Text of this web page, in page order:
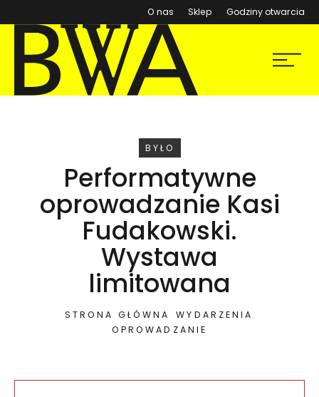
O nas Sklep (otwiera się w nowym
Godziny otwarcia
BWA Wrocław
Galerie Sztuki Współczesnej
Menu
WYDARZENIE
BYŁO
Performatywne
oprowadzanie Kasi
Fudakowski.
Wystawa
limitowana
STRONA GŁÓWNA
WYDARZENIA
OPROWADZANIE